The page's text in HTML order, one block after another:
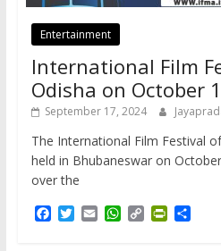
Entertainment
International Film
Odisha on October
September 17, 2024
The International Film Festival
held in Bhubaneswar on
over the
F
T
E
W C
P
S